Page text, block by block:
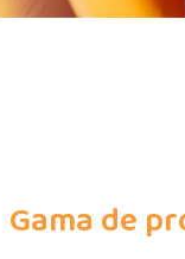
Gama de